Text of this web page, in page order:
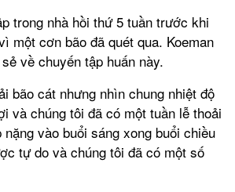
trong nhà hồi thứ 5 tuần trước khi
một cơn bão đã quét qua. Koeman
về chuyến tập huấn này.
bão cát nhưng nhìn chung nhiệt độ
và chúng tôi đã có một tuần lễ thoải
vào buổi sáng xong buổi chiều
tự do và chúng tôi đã có một số